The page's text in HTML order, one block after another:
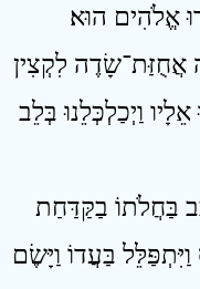
אֱלֹהִים הוּא׃
אֲחֻזַּת־שָׂדֶה לִקְצִין
וַיְכַלְכְּלֵנוּ בְּלֵב
בַּחֲלֹתוֹ בַקַּדַּחַת
וַיִּתְפַּלֵּל בַּעֲדוֹ וַיָּשֶׂם